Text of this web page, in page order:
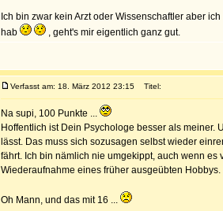
Ich bin zwar kein Arzt oder Wissenschaftler aber
hab
, geht's mir eigentlich ganz gut.
Verfasst am: 18. März 2012 23:15 Titel:
Na supi, 100 Punkte ...
Hoffentlich ist Dein Psychologe besser als
lässt. Das muss sich sozusagen selbst wieder
fährt. Ich bin nämlich nie umgekippt, auch wenn
Wiederaufnahme eines früher ausgeübten
Oh Mann, und das mit 16 ...